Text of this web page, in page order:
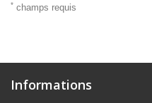
* champs requis
Informations